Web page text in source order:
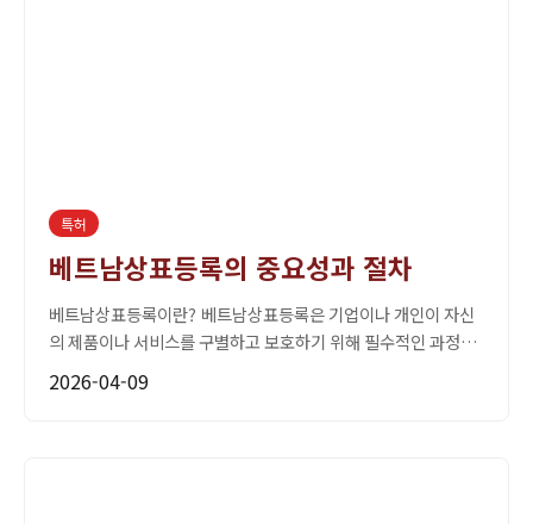
특허
베트남상표등록의 중요성과 절차
베트남상표등록이란? 베트남상표등록은 기업이나 개인이 자신
의 제품이나 서비스를 구별하고 보호하기 위해 필수적인 과정입
요한...
2026-04-09